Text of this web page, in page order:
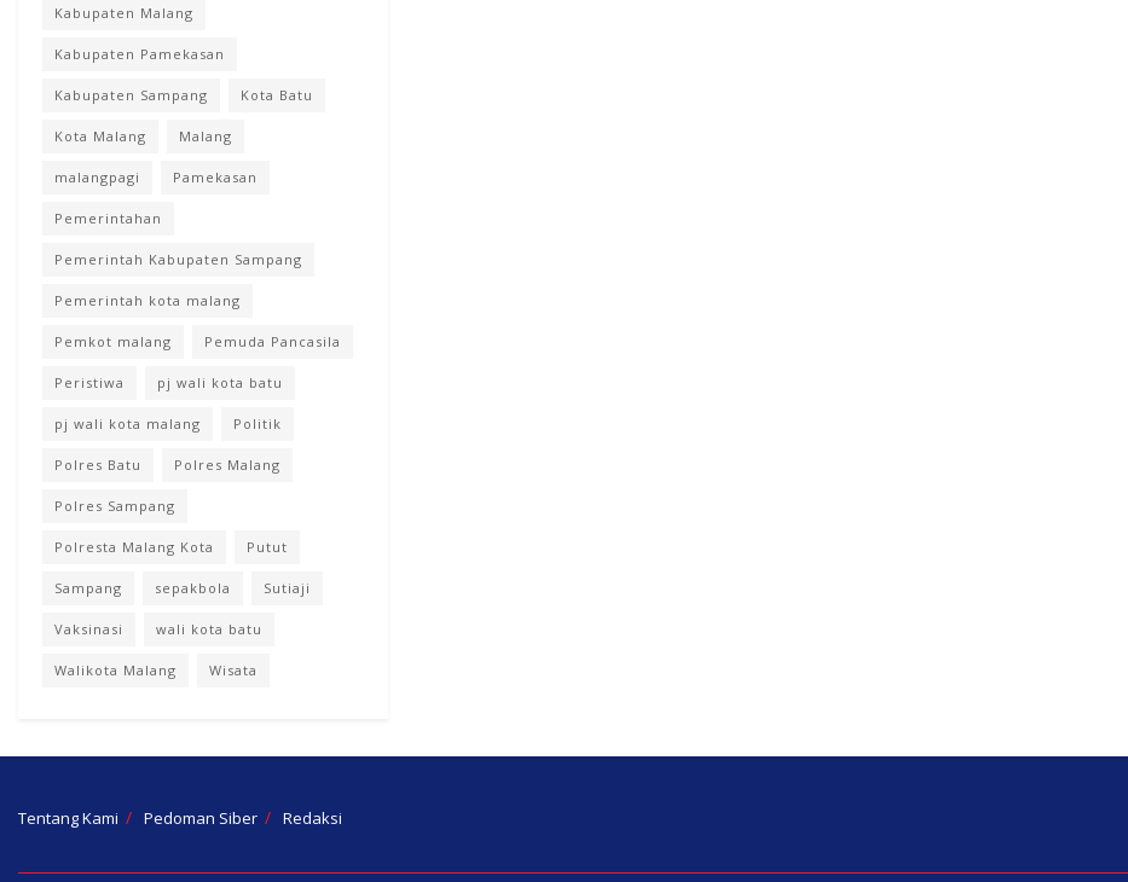
Kabupaten Malang
Kabupaten Pamekasan
Kabupaten Sampang Kota Batu
Kota Malang Malang
malangpagi Pamekasan
Pemerintahan
Pemerintah Kabupaten Sampang
Pemerintah kota malang
Pemkot malang Pemuda Pancasila
Peristiwa pj wali kota batu
pj wali kota malang Politik
Polres Batu Polres Malang
Polres Sampang
Polresta Malang Kota Putut
Sampang sepakbola Sutiaji
Vaksinasi wali kota batu
Walikota Malang Wisata
Tentang Kami Pedoman Siber Redaksi